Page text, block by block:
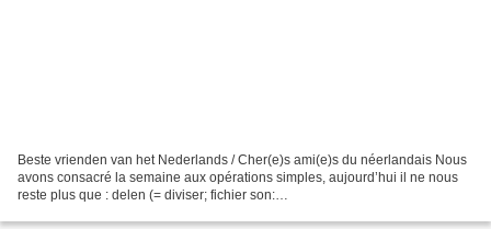
Beste vrienden van het Nederlands / Cher(e)s ami(e)s du néerlandais Nous
avons consacré la semaine aux opérations simples, aujourd’hui il ne nous
reste plus que : delen (= diviser; fichier son: